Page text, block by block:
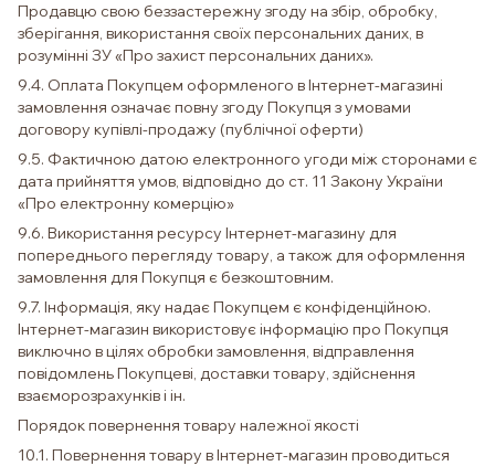
Продавцю свою беззастережну згоду на збір, обробку,
зберігання, використання своїх персональних даних, в
розумінні ЗУ «Про захист персональних даних».
9.4. Оплата Покупцем оформленого в Інтернет-магазині
замовлення означає повну згоду Покупця з умовами
договору купівлі-продажу (публічної оферти)
9.5. Фактичною датою електронного угоди між сторонами є
дата прийняття умов, відповідно до ст. 11 Закону України
«Про електронну комерцію»
9.6. Використання ресурсу Інтернет-магазину для
попереднього перегляду товару, а також для оформлення
замовлення для Покупця є безкоштовним.
9.7. Інформація, яку надає Покупцем є конфіденційною.
Інтернет-магазин використовує інформацію про Покупця
виключно в цілях обробки замовлення, відправлення
повідомлень Покупцеві, доставки товару, здійснення
взаєморозрахунків і ін.
Порядок повернення товару належної якості
10.1. Повернення товару в Інтернет-магазин проводиться